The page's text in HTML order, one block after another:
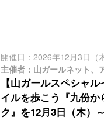
開催日：2026年12月3日（
主催者：山ガールネット、
【山ガールスペシャ
イルを歩こう『九份
ク』を12月3日（木）